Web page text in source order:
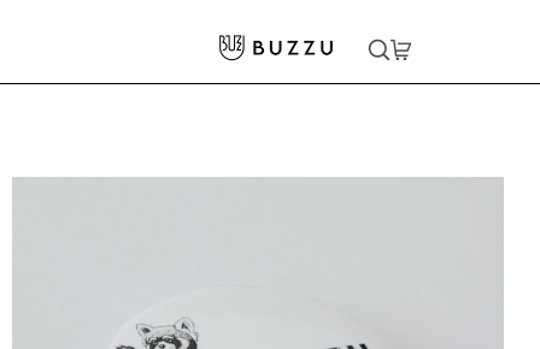
ハイクオリティ缶バッジ Zピン（丸型）56mm